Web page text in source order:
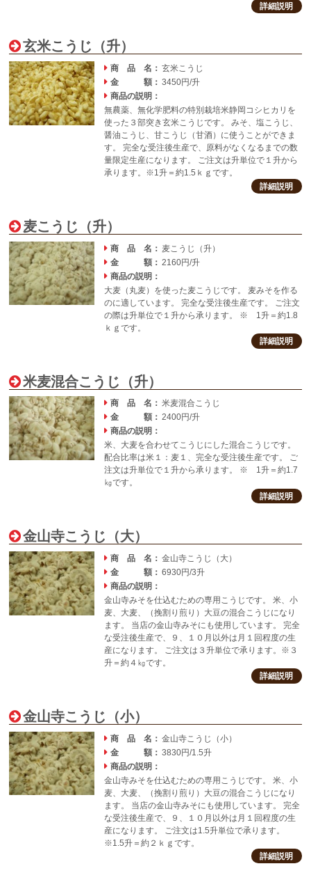
詳細説明
玄米こうじ（升）
商 品 名： 玄米こうじ
金 額： 3450円/升
商品の説明：
無農薬、無化学肥料の特別栽培米静岡コシヒカリを
使った３部突き玄米こうじです。 みそ、塩こうじ、
醤油こうじ、甘こうじ（甘酒）に使うことができま
す。 完全な受注後生産で、原料がなくなるまでの数
量限定生産になります。 ご注文は升単位で１升から
承ります。※1升＝約1.5ｋｇです。
詳細説明
麦こうじ（升）
商 品 名： 麦こうじ（升）
金 額： 2160円/升
商品の説明：
大麦（丸麦）を使った麦こうじです。 麦みそを作る
のに適しています。 完全な受注後生産です。 ご注文
の際は升単位で１升から承ります。 ※ 1升＝約1.8
ｋｇです。
詳細説明
米麦混合こうじ（升）
商 品 名： 米麦混合こうじ
金 額： 2400円/升
商品の説明：
米、大麦を合わせてこうじにした混合こうじです。
配合比率は米１：麦１、完全な受注後生産です。 ご
注文は升単位で１升から承ります。 ※ 1升＝約1.7
㎏です。
詳細説明
金山寺こうじ（大）
商 品 名： 金山寺こうじ（大）
金 額： 6930円/3升
商品の説明：
金山寺みそを仕込むための専用こうじです。 米、小
麦、大麦、（挽割り煎り）大豆の混合こうじになり
ます。 当店の金山寺みそにも使用しています。 完全
な受注後生産で、９、１０月以外は月１回程度の生
産になります。 ご注文は３升単位で承ります。※３
升＝約４㎏です。
詳細説明
金山寺こうじ（小）
商 品 名： 金山寺こうじ（小）
金 額： 3830円/1.5升
商品の説明：
金山寺みそを仕込むための専用こうじです。 米、小
麦、大麦、（挽割り煎り）大豆の混合こうじになり
ます。 当店の金山寺みそにも使用しています。 完全
な受注後生産で、９、１０月以外は月１回程度の生
産になります。 ご注文は1.5升単位で承ります。
※1.5升＝約２ｋｇです。
詳細説明